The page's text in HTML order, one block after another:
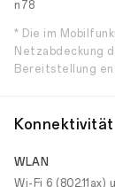
n78
* Die im
Netzabdeckung
Bereitstellung
Konnektivität
WLAN
Wi-Fi 6